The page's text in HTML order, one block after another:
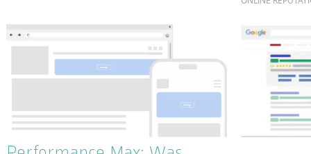
antwortet, bevor Sie gefragt
werden
Google
Google
Entität
26. MÄRZ 2026
ONLINE